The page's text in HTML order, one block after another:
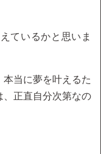
ているかと思いま
当に夢を叶えるた
、正直自分次第なの